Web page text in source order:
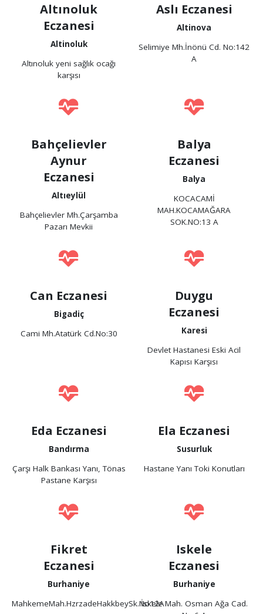
Altınoluk
Eczanesi
Altinoluk
Altınoluk yeni sağlık ocağı
karşısı
Aslı Eczanesi
Altinova
Selimiye Mh.İnönü Cd. No:142
A
Bahçelievler
Aynur
Eczanesi
Altıeylül
Bahçelievler Mh.Çarşamba
Pazarı Mevkii
Balya
Eczanesi
Balya
KOCACAMİ
MAH.KOCAMAĞARA
SOK.NO:13 A
Can Eczanesi
Bigadiç
Cami Mh.Atatürk Cd.No:30
Duygu
Eczanesi
Karesi
Devlet Hastanesi Eski Acil
Kapısı Karşısı
Eda Eczanesi
Bandırma
Çarşı Halk Bankası Yanı, Tönas
Pastane Karşısı
Ela Eczanesi
Susurluk
Hastane Yanı Toki Konutları
Fikret
Eczanesi
Burhaniye
MahkemeMah.HzrzadeHakkbeySk.No12A
Iskele
Eczanesi
Burhaniye
İskele Mah. Osman Ağa Cad.